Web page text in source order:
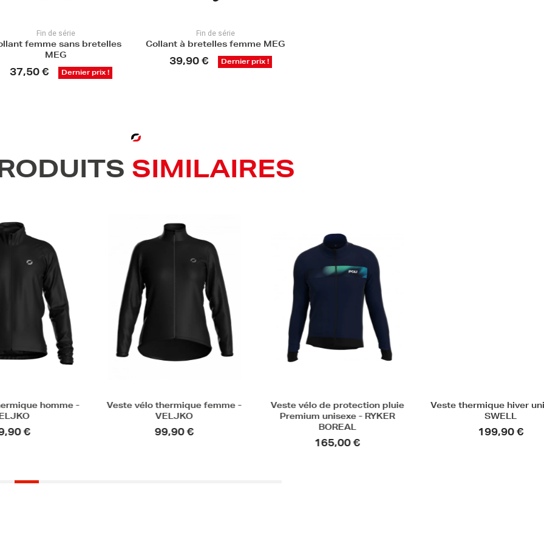
Fin de série
femme sans bretelles
MEG
37,50 € Dernier prix !
Fin de série
Collant à bretelles femme MEG
39,90 € Dernier prix !
SIMILAIRES
-
Veste vélo thermique femme -
99,90 €
Veste vélo de protection pluie
Premium unisexe - RYKER
165,00 €
Veste thermique hiver unisexe -
199,90 €